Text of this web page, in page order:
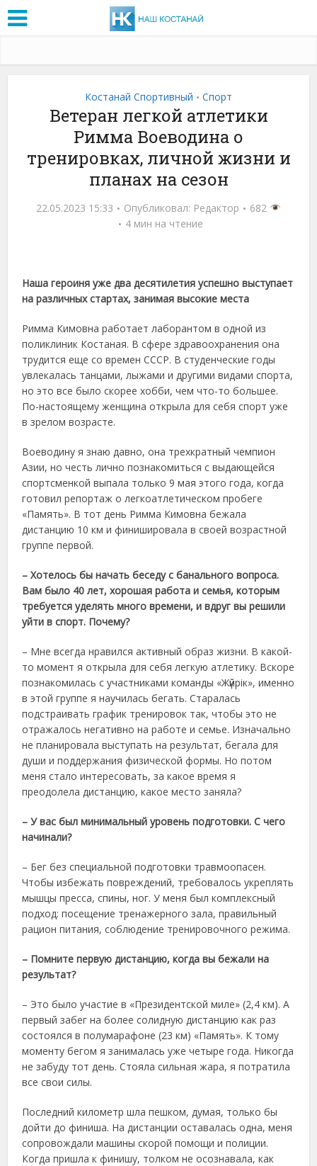
Костанай Спортивный • Спорт
Ветеран легкой атлетики
Римма Воеводина о
тренировках, личной жизни и
планах на сезон
22.05.2023 15:33 Опубликовал: Редактор
682
4 мин на чтение
Наша героиня уже два десятилетия успешно выступает
на различных стартах, занимая высокие места
Римма Кимовна работает лаборантом в одной из
поликлиник Костаная. В сфере здравоохранения она
трудится еще со времен СССР. В студенческие годы
увлекалась танцами, лыжами и другими видами спорта,
но это все было скорее хобби, чем что-то большее.
По-настоящему женщина открыла для себя спорт уже
в зрелом возрасте.
Воеводину я знаю давно, она трехкратный чемпион
Азии, но честь лично познакомиться с выдающейся
спортсменкой выпала только 9 мая этого года, когда
готовил репортаж о легкоатлетическом пробеге
«Память». В тот день Римма Кимовна бежала
дистанцию 10 км и финишировала в своей возрастной
группе первой.
– Хотелось бы начать беседу с банального вопроса.
Вам было 40 лет, хорошая работа и семья, которым
требуется уделять много времени, и вдруг вы решили
уйти в спорт. Почему?
– Мне всегда нравился активный образ жизни. В какой-
то момент я открыла для себя легкую атлетику. Вскоре
познакомилась с участниками команды «Жүйрік», именно
в этой группе я научилась бегать. Старалась
подстраивать график тренировок так, чтобы это не
отражалось негативно на работе и семье. Изначально
не планировала выступать на результат, бегала для
души и поддержания физической формы. Но потом
меня стало интересовать, за какое время я
преодолела дистанцию, какое место заняла?
– У вас был минимальный уровень подготовки. С чего
начинали?
– Бег без специальной подготовки травмоопасен.
Чтобы избежать повреждений, требовалось укреплять
мышцы пресса, спины, ног. У меня был комплексный
подход: посещение тренажерного зала, правильный
рацион питания, соблюдение тренировочного режима.
– Помните первую дистанцию, когда вы бежали на
результат?
– Это было участие в «Президентской миле» (2,4 км). А
первый забег на более солидную дистанцию как раз
состоялся в полумарафоне (23 км) «Память». К тому
моменту бегом я занималась уже четыре года. Никогда
не забуду тот день. Стояла сильная жара, я потратила
все свои силы.
Последний километр шла пешком, думая, только бы
дойти до финиша. На дистанции оставалась одна, меня
сопровождали машины скорой помощи и полиции.
Когда пришла к финишу, толком не осознавала, как